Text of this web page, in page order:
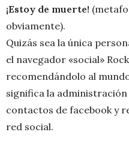
¡Estoy de muerte!
obviamente).
Quizás sea la única
el navegador «social»
recomendándolo al
significa la administración
contactos de facebook y
red social.